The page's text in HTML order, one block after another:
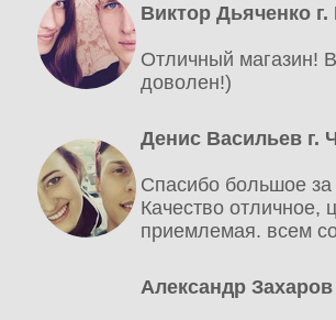
Виктор Дьяченко
Отличный магазин!
доволен!)
Денис Васильев г.
Спасибо большое за
Качество отличное,
приемлемая. всем
Александр